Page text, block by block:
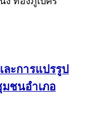
ะการแปรรูป
ชนอำเภอ